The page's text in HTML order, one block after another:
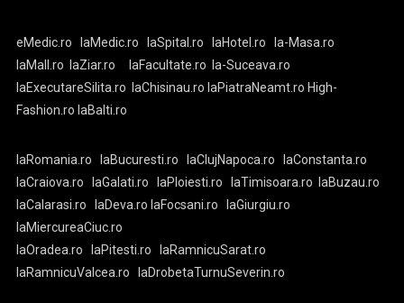
eMedic.ro laMedic.ro laSpital.ro laHotel.ro
la-Masa.ro
laMall.ro
laZiar.ro laFacultate.ro
la-Suceava.ro
laExecutareSilita.ro
laChisinau.ro laPiatraNeamt.ro High-
Fashion.ro laBalti.ro
laRomania.ro laBucuresti.ro laClujNapoca.ro
laConstanta.ro
laCraiova.ro
laGalati.ro laPloiesti.ro laTimisoara.ro
laBuzau.ro
laCalarasi.ro
laDeva.ro laFocsani.ro
laGiurgiu.ro
laMiercureaCiuc.ro
laOradea.ro
laPitesti.ro
laRamnicuSarat.ro
laRamnicuValcea.ro
laDrobetaTurnuSeverin.ro